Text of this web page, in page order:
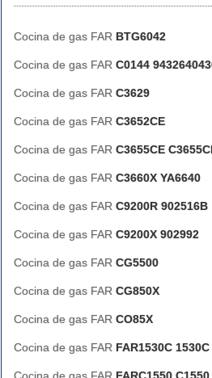
Cocina de gas FAR BTG6042
Cocina de gas FAR C0144
Cocina de gas FAR C3629
Cocina de gas FAR C3652CE
Cocina de gas FAR C3655CE
Cocina de gas FAR C3660X YA6640
Cocina de gas FAR C9200R 902516B
Cocina de gas FAR C9200X 902992
Cocina de gas FAR CG5500
Cocina de gas FAR CG850X
Cocina de gas FAR CO85X
Cocina de gas FAR FAR1530C 1530C